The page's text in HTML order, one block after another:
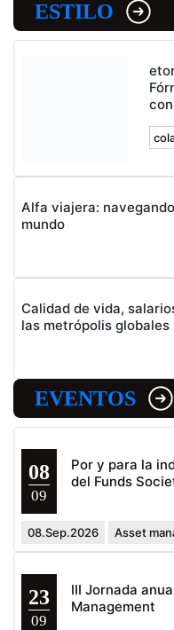
ESTILO
Alfa viajera:
mundo
Calidad de vida,
las metrópolis globales
EVENTOS
08
09
Por y para la
del Funds
08.Sep.2026 Asset
23
09
III Jornada
Management